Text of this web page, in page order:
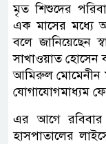
মৃত শিশুদের
এক মাসের মধ্যে
বলে জানিয়েছেন
সাখাওয়াত হোসেন
আমিরুল মোমেনীন
যোগাযোগমাধ্যম
এর আগে
হাসপাতালের